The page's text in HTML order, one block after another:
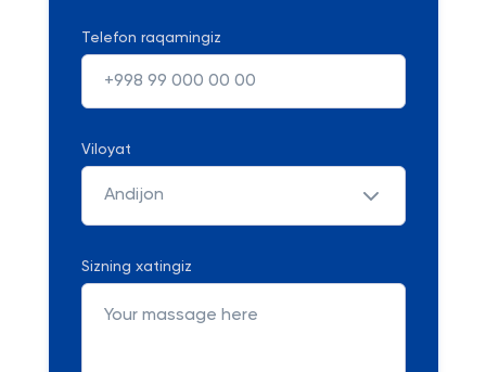
Telefon raqamingiz
Viloyat
Andijon
Sizning xatingiz